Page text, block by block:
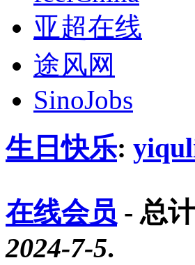
亚超在线
途风网
SinoJobs
生日快乐:
在线会员 - 总
2024-7-5.